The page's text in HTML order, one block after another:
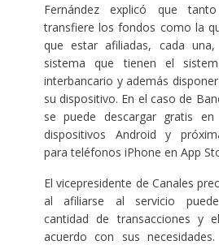
Fernández explicó que
transfiere los fondos como la
que estar afiliadas, cada
sistema que tienen el
interbancario y además
su dispositivo. En el caso de
se puede descargar gratis
dispositivos Android y
para teléfonos iPhone en App
El vicepresidente de Canales
al afiliarse al servicio
cantidad de transacciones y
acuerdo con sus